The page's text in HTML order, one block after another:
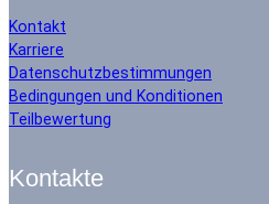
Kontakt
Karriere
Datenschutzbestimmungen
Bedingungen und Konditionen
Teilbewertung
Kontakte